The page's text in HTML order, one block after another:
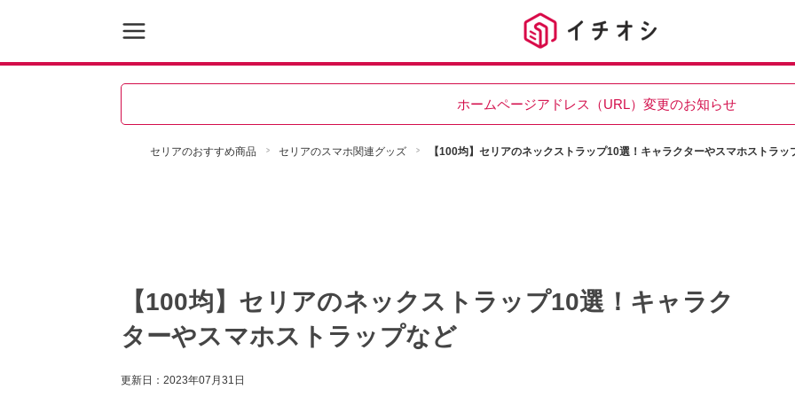
ホームページアドレス（URL）変更のお知らせ
セリアのおすすめ商品 セリアのスマホ関連グッズ 【100均】セリアのネックストラップ10選！キャラクターやスマホストラッ
【100均】セリアのネックストラップ10選！キャラク
ターやスマホストラップなど
更新日： 2023年07月31日